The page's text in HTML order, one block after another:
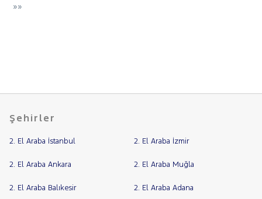
»»
Şehirler
2. El Araba İstanbul 2. El Araba İzmir
2. El Araba Ankara 2. El Araba Muğla
2. El Araba Balıkesir 2. El Araba Adana